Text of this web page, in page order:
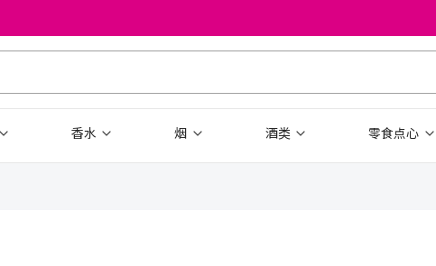
香水 烟 酒类 零食点心